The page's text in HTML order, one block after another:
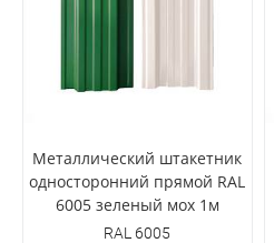
Металлический штакетник
односторонний прямой RAL
6005 зеленый мох 1м
RAL 6005